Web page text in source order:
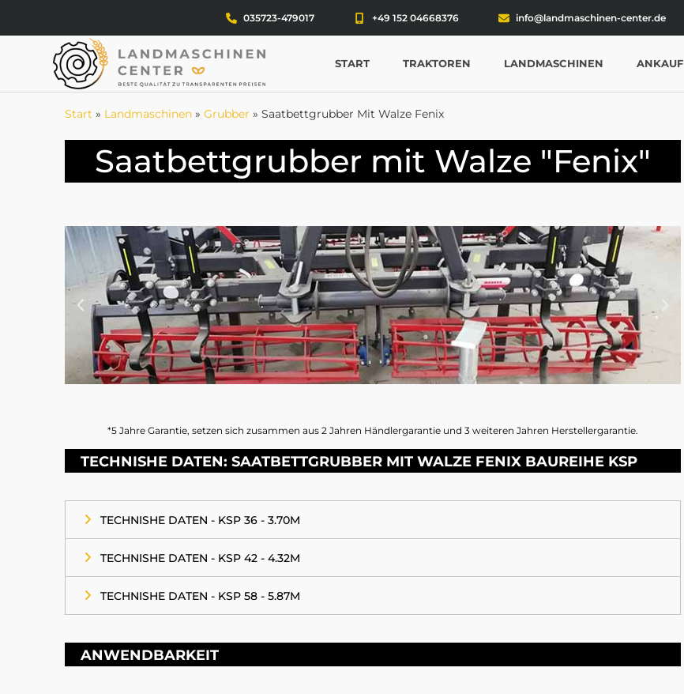
035723-479017 +49 152 04668376 info@landmaschinen-center.de
START TRAKTOREN LANDMASCHINEN ANKAUF
Start » Landmaschinen » Grubber » Saatbettgrubber Mit Walze Fenix
Saatbettgrubber mit Walze "Fenix"
*5 Jahre Garantie, setzen sich zusammen aus 2 Jahren Händlergarantie und 3 weiteren Jahren Herstellergarantie.
TECHNISHE DATEN: SAATBETTGRUBBER MIT WALZE FENIX BAUREIHE KSP
TECHNISHE DATEN - KSP 36 - 3.70M
TECHNISHE DATEN - KSP 42 - 4.32M
TECHNISHE DATEN - KSP 58 - 5.87M
ANWENDBARKEIT